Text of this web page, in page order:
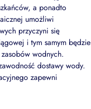
a ponadto
umożliwi
przyczyni się
i tym samym będzie
wodnych.
dostawy wody.
zapewni